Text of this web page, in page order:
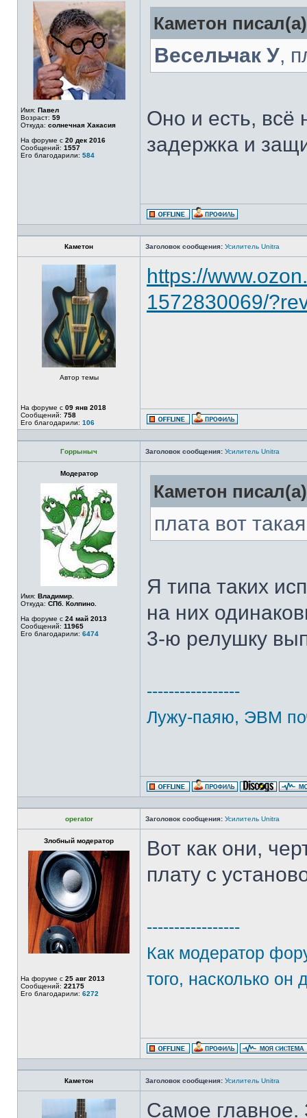
Имя: Павел
Возраст: 59
Откуда: солнечная Хакасия
На форуме с 20 дек 2016
Сообщений: 1557
Его благодарили: 584
Каметон
Весельчак У,
Оно и есть,
задержка и
Каметон Заголовок сообщения: Усилитель Unitra
Автор темы
На форуме с 09 янв 2018
Сообщений: 758
Его благодарили: 106
https://
1572830069/
Горрыныч Заголовок сообщения: Усилитель Unitra
Модератор
Имя: Владимир.
Откуда: СПб. Колпино.
На форуме с 24 май 2013
Сообщений: 11965
Его благодарили: 6474
Каметон
плата вот
Я типа таких
на них
3-ю релушку
-----------------
Лужу-паяю, ЭВМ
operator Заголовок сообщения: Усилитель Unitra
Злобный модератор
На форуме с 25 авг 2013
Сообщений: 22175
Его благодарили: 6272
Вот как они,
плату с
-----------------
Как модератор
того, насколько он
Каметон Заголовок сообщения: Усилитель Unitra
Самое главное.